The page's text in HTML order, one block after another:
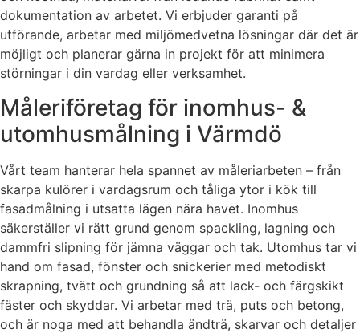
dokumentation av arbetet. Vi erbjuder garanti på
utförande, arbetar med miljömedvetna lösningar där det är
möjligt och planerar gärna in projekt för att minimera
störningar i din vardag eller verksamhet.
Måleriföretag för inomhus- &
utomhusmålning i Värmdö
Vårt team hanterar hela spannet av måleriarbeten – från
skarpa kulörer i vardagsrum och tåliga ytor i kök till
fasadmålning i utsatta lägen nära havet. Inomhus
säkerställer vi rätt grund genom spackling, lagning och
dammfri slipning för jämna väggar och tak. Utomhus tar vi
hand om fasad, fönster och snickerier med metodiskt
skrapning, tvätt och grundning så att lack- och färgskikt
fäster och skyddar. Vi arbetar med trä, puts och betong,
och är noga med att behandla ändträ, skarvar och detaljer